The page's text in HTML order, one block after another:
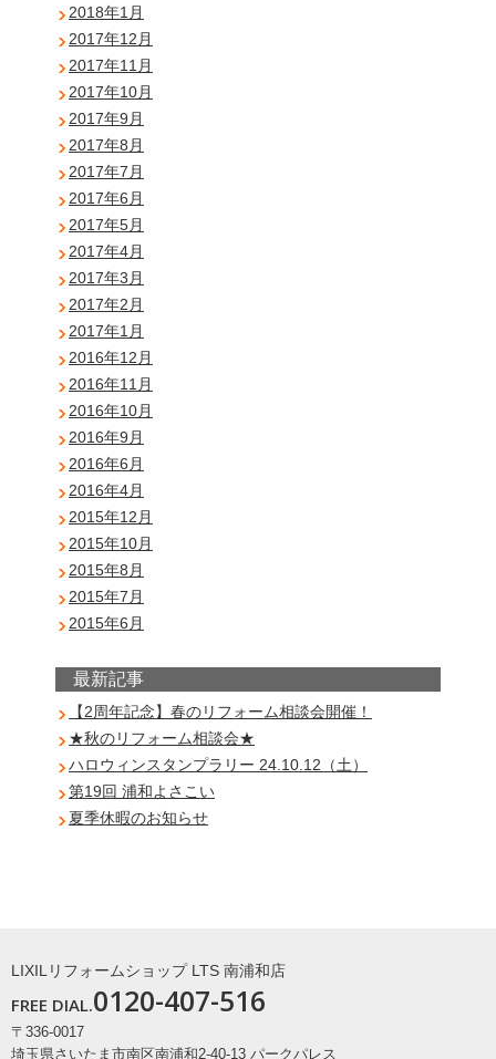
2018年1月
2017年12月
2017年11月
2017年10月
2017年9月
2017年8月
2017年7月
2017年6月
2017年5月
2017年4月
2017年3月
2017年2月
2017年1月
2016年12月
2016年11月
2016年10月
2016年9月
2016年6月
2016年4月
2015年12月
2015年10月
2015年8月
2015年7月
2015年6月
最新記事
【2周年記念】春のリフォーム相談会開催！
★秋のリフォーム相談会★
ハロウィンスタンプラリー 24.10.12（土）
第19回 浦和よさこい
夏季休暇のお知らせ
LIXILリフォームショップ LTS 南浦和店
FREE DIAL.0120-407-516
〒336-0017
埼玉県さいたま市南区南浦和2-40-13 パークパレス